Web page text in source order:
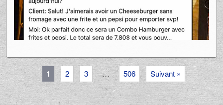
1 2 3 … 506 Suivant »